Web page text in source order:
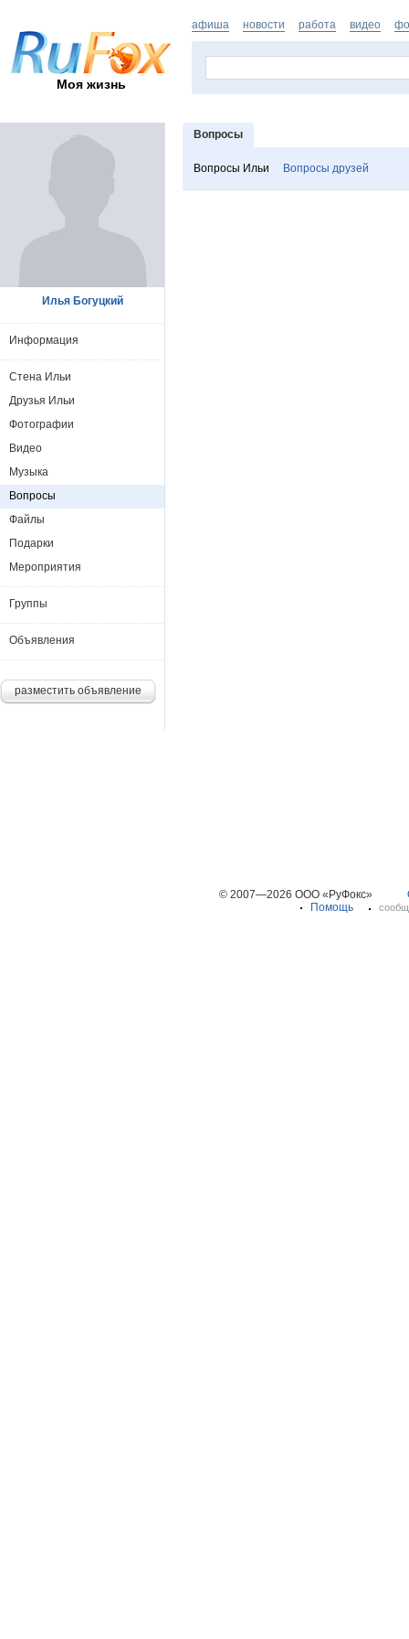
Моя жизнь
афиша новости работа видео
Вопросы
Вопросы Ильи Вопросы друзей
Илья Богуцкий
Информация
Стена Ильи
Друзья Ильи
Фотографии
Видео
Музыка
Вопросы
Файлы
Подарки
Мероприятия
Группы
Объявления
разместить объявление
© 2007—2026 ООО «РуФокс»
Помощь